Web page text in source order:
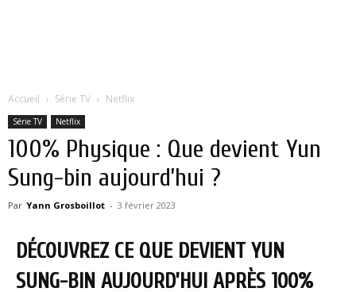
Accueil Série TV Netflix
Série TV Netflix
100% Physique : Que devient Yun
Sung-bin aujourd’hui ?
Par Yann Grosboillot - 3 février 2023
DÉCOUVREZ CE QUE DEVIENT YUN
SUNG-BIN AUJOURD’HUI APRÈS 100%